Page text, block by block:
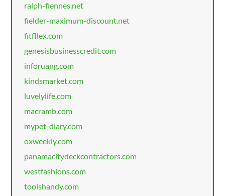
ralph-fiennes.net
fielder-maximum-discount.net
fitfllex.com
genesisbusinesscredit.com
inforuang.com
kindsmarket.com
luvelylife.com
macramb.com
mypet-diary.com
oxweekly.com
panamacitydeckcontractors.com
westfashions.com
toolshandy.com